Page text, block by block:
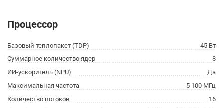
Процессор
Базовый теплопакет (TDP)
45 Вт
Суммарное количество ядер
8
ИИ-ускоритель (NPU)
Да
Максимальная частота
5 100 МГц
Количество потоков
16